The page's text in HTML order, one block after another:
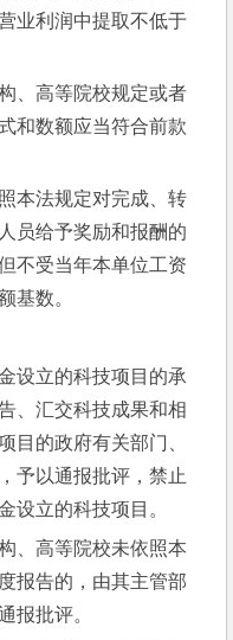
业利润中提取不低于
高等院校规定或者
和数额应当符合前款
法规定对完成、转
员给予奖励和报酬的
不受当年本单位工资
基数。
立的科技项目的承
、汇交科技成果和相
目的政府有关部门、
予以通报批评，禁止
设立的科技项目。
高等院校未依照本
报告的，由其主管部
报批评。